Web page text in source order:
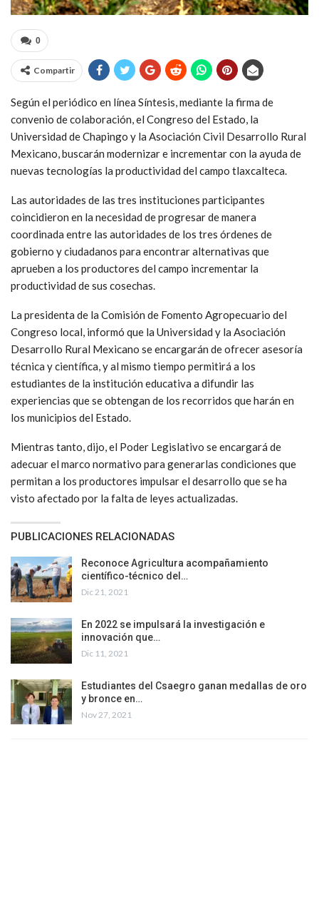
0
Compartir
Según el periódico en línea Síntesis, mediante la firma de
convenio de colaboración, el Congreso del Estado, la
Universidad de Chapingo y la Asociación Civil Desarrollo Rural
Mexicano, buscarán modernizar e incrementar con la ayuda de
nuevas tecnologías la productividad del campo tlaxcalteca.
Las autoridades de las tres instituciones participantes
coincidieron en la necesidad de progresar de manera
coordinada entre las autoridades de los tres órdenes de
gobierno y ciudadanos para encontrar alternativas que
aprueben a los productores del campo incrementar la
productividad de sus cosechas.
La presidenta de la Comisión de Fomento Agropecuario del
Congreso local, informó que la Universidad y la Asociación
Desarrollo Rural Mexicano se encargarán de ofrecer asesoría
técnica y científica, y al mismo tiempo permitirá a los
estudiantes de la institución educativa a difundir las
experiencias que se obtengan de los recorridos que harán en
los municipios del Estado.
Mientras tanto, dijo, el Poder Legislativo se encargará de
adecuar el marco normativo para generarlas condiciones que
permitan a los productores impulsar el desarrollo que se ha
visto afectado por la falta de leyes actualizadas.
PUBLICACIONES RELACIONADAS
Reconoce Agricultura acompañamiento
científico-técnico del…
Dic 21, 2021
En 2022 se impulsará la investigación e
innovación que…
Dic 11, 2021
Estudiantes del Csaegro ganan medallas de oro
y bronce en…
Nov 27, 2021